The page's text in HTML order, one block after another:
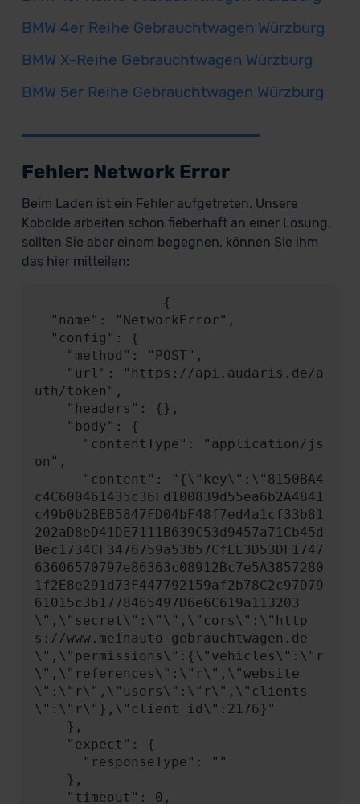
BMW 4er Reihe Gebrauchtwagen Würzburg
BMW X-Reihe Gebrauchtwagen Würzburg
BMW 5er Reihe Gebrauchtwagen Würzburg
Fehler: Network Error
Beim Laden ist ein Fehler aufgetreten. Unsere
Kobolde arbeiten schon fieberhaft an einer Lösung,
sollten Sie aber einem begegnen, können Sie ihm
das hier mitteilen:
uth/token",
on",
c4C600461435c36Fd100839d55ea6b2A4841
c49b0b2BEB5847FD04bF48f7ed4a1cf33b81
202aD8eD41DE7111B639C53d9457a71Cb45d
Bec1734CF3476759a53b57CfEE3D53DF1747
63606570797e86363c08912Bc7e5A3857280
1f2E8e291d73F447792159af2b78C2c97D79
61015c3b1778465497D6e6C619a113203
\",\"secret\":\"\",\"cors\":\"http
s://www.meinauto-gebrauchtwagen.de
\",\"permissions\":{\"vehicles\":\"r
\",\"references\":\"r\",\"website
\":\"r\",\"users\":\"r\",\"clients
\":\"r\"},\"client_id\":2176}"